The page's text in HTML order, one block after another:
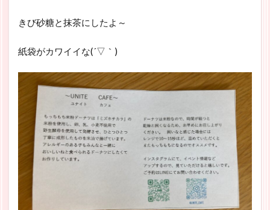
きび砂糖と抹茶にしたよ～
紙袋がカワイイな(´▽｀)